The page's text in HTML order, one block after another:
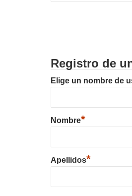
Registro de
Elige un nombre de
Nombre*
Apellidos*